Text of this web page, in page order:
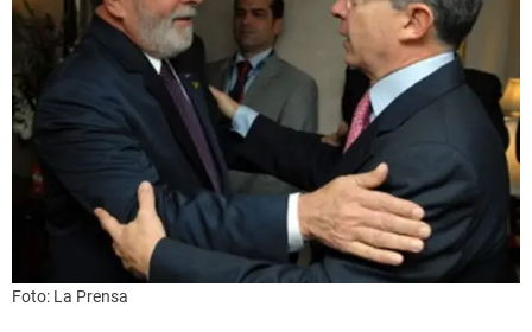
Foto: La Prensa